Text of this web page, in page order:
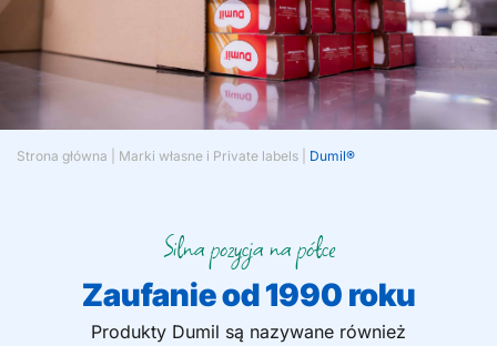
Strona główna Marki własne i Private labels Dumil®
Silna pozycja na półce
Zaufanie od 1990 roku
Produkty Dumil są nazywane również